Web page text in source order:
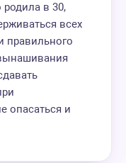
в 30,
всех
правильного
опасаться и